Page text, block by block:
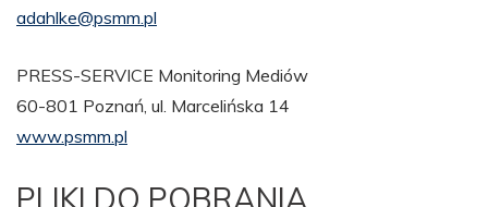
adahlke@psmm.pl
PRESS-SERVICE Monitoring Mediów
60-801 Poznań, ul. Marcelińska 14
www.psmm.pl
PLIKI DO POBRANIA